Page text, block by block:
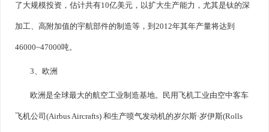
了大规模投资，估计共有10亿美元，以扩大生产能力，尤其是钛的深
加工、高附加值的宇航部件的制造等，到2012年其年产量将达到
46000~47000吨。
3、欧洲
欧洲是全球最大的航空工业制造基地。民用飞机工业由空中客车
飞机公司(Airbus Aircrafts) 和生产喷气发动机的岁尔斯·岁伊斯(Rolls